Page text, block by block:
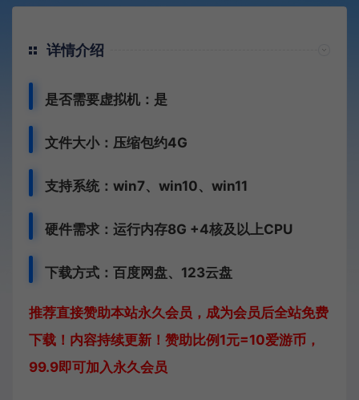
详情介绍
是否需要虚拟机：是
文件大小：压缩包约4G
支持系统：win7、win10、win11
硬件需求：运行内存8G +4核及以上CPU
下载方式： 百度网盘、 123云盘
推荐直接赞助本站永久会员，成为会员后全站免费
下载！内容持续更新！赞助比例1元=10爱游币，
99.9即可加入永久会员